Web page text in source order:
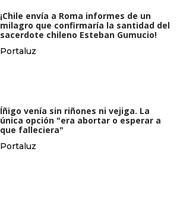
¡Chile envía a Roma informes de un
milagro que confirmaría la santidad del
sacerdote chileno Esteban Gumucio!
Portaluz
Íñigo venía sin riñones ni vejiga. La
única opción "era abortar o esperar a
que falleciera"
Portaluz